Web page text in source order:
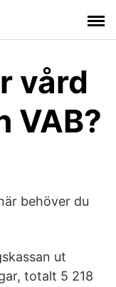
vård
VAB?
behöver du
ut
totalt 5 218